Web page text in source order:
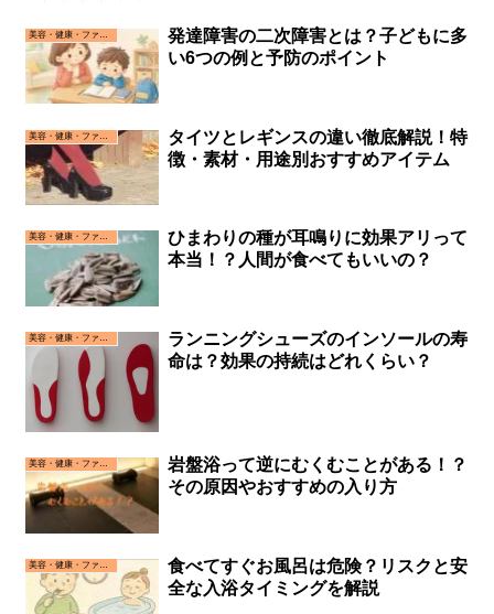
美容・健康・ファッション
発達障害の二次障害とは？子どもに多
い6つの例と予防のポイント
タイツとレギンスの違い徹底解説！特
徴・素材・用途別おすすめアイテム
美容・健康・ファッション
ひまわりの種が耳鳴りに効果アリって
本当！？人間が食べてもいいの？
美容・健康・ファッション
ランニングシューズのインソールの寿
命は？効果の持続はどれくらい？
美容・健康・ファッション
岩盤浴って逆にむくむことがある！？
その原因やおすすめの入り方
美容・健康・ファッション
食べてすぐお風呂は危険？リスクと安
全な入浴タイミングを解説